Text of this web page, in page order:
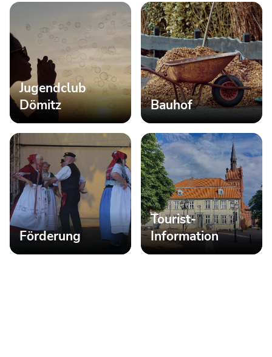
Jugendclub
Dömitz
Bauhof
Förderung
Tourist-
Information